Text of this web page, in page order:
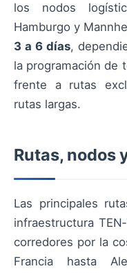
los nodos
Hamburgo y
3 a 6 días,
la programación de
frente a rutas
rutas largas.
Rutas, nodos
Las principales
infraestructura
corredores por la
Francia hasta